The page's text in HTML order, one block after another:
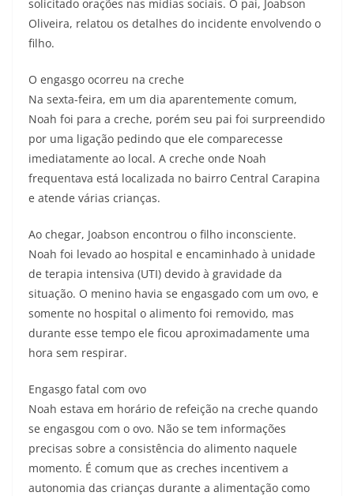
solicitado orações nas mídias sociais. O pai, Joabson
Oliveira, relatou os detalhes do incidente envolvendo o
filho.
O engasgo ocorreu na creche
Na sexta-feira, em um dia aparentemente comum,
Noah foi para a creche, porém seu pai foi surpreendido
por uma ligação pedindo que ele comparecesse
imediatamente ao local. A creche onde Noah
frequentava está localizada no bairro Central Carapina
e atende várias crianças.
Ao chegar, Joabson encontrou o filho inconsciente.
Noah foi levado ao hospital e encaminhado à unidade
de terapia intensiva (UTI) devido à gravidade da
situação. O menino havia se engasgado com um ovo, e
somente no hospital o alimento foi removido, mas
durante esse tempo ele ficou aproximadamente uma
hora sem respirar.
Engasgo fatal com ovo
Noah estava em horário de refeição na creche quando
se engasgou com o ovo. Não se tem informações
precisas sobre a consistência do alimento naquele
momento. É comum que as creches incentivem a
autonomia das crianças durante a alimentação como